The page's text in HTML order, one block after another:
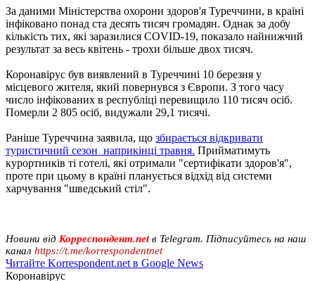
За даними Міністерства охорони здоров'я Туреччини, в країні
інфіковано понад ста десять тисяч громадян. Однак за добу
кількість тих, які заразилися COVID-19, показало найнижчий
результат за весь квітень - трохи більше двох тисяч.
Коронавірус був виявлений в Туреччині 10 березня у
місцевого жителя, який повернувся з Європи. З того часу
число інфікованих в республіці перевищило 110 тисяч осіб.
Померли 2 805 осіб, видужали 29,1 тисячі.
Раніше Туреччина заявила, що збирається відкривати
туристичний сезон наприкінці травня. Прийматимуть
курортників ті готелі, які отримали "сертифікати здоров'я",
проте при цьому в країні планується відхід від системи
харчування "шведський стіл".
Новини від Корреспондент.net в Telegram. Підписуйтесь на наш
канал https://t.me/korrespondentnet
Читайте Korrespondent.net в Google News
Коронавірус